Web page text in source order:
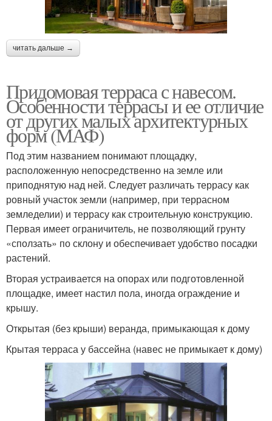
читать дальше →
Придомовая терраса с навесом.
Особенности террасы и ее отличие
от других малых архитектурных
форм (МАФ)
Под этим названием понимают площадку,
расположенную непосредственно на земле или
приподнятую над ней. Следует различать террасу как
ровный участок земли (например, при террасном
земледелии) и террасу как строительную конструкцию.
Первая имеет ограничитель, не позволяющий грунту
«сползать» по склону и обеспечивает удобство посадки
растений.
Вторая устраивается на опорах или подготовленной
площадке, имеет настил пола, иногда ограждение и
крышу.
Открытая (без крыши) веранда, примыкающая к дому
Крытая терраса у бассейна (навес не примыкает к дому)